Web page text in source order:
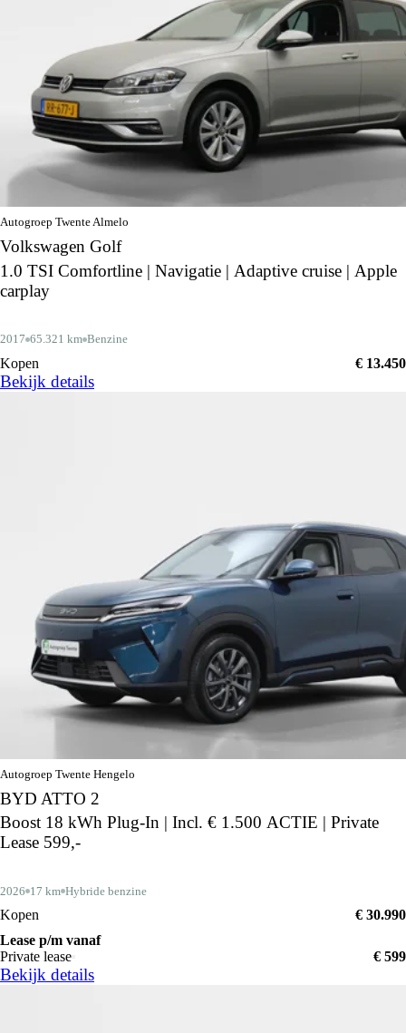
Autogroep Twente Almelo
Volkswagen Golf
1.0 TSI Comfortline | Navigatie | Adaptive cruise | Apple
carplay
2017 65.321 km Benzine
Kopen € 13.450
Bekijk details
Autogroep Twente Hengelo
BYD ATTO 2
Boost 18 kWh Plug-In | Incl. € 1.500 ACTIE | Private
Lease 599,-
2026 17 km Hybride benzine
Kopen
€ 30.990
Lease p/m vanaf
Private lease
€ 599
Bekijk details